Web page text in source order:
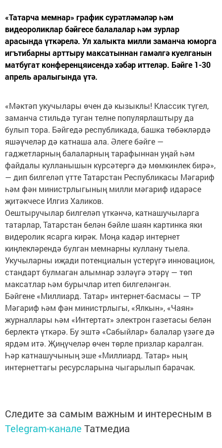
«Татарча мемнар» график сурәтләмәләр һәм
видеороликлар бәйгесе балалалар һәм зурлар
арасында үткәрелә. Ул халыкта милли заманча юморга
игътибарны арттыру максатыннан гамәлгә куелганын
матбугат конференцяисендә хәбәр иттеләр. Бәйге 1-30
апрель аралыгында үтә.
«Мәктәп укучылары өчен дә кызыклы! Классик түгел,
заманча стильдә туган телне популярлаштыру да
булып тора. Бәйгедә республикада, башка төбәкләрдә
яшәүчеләр дә катнаша ала. Әлеге бәйге —
гаджетларның балаларның тарафыннан уңай һәм
файдалы кулланышын күрсәтергә дә мөмкинлек бирә»,
— дип билгеләп үтте Татарстан Республикасы Мәгариф
һәм фән министрлыгының милли мәгариф идарәсе
җитәкчесе Илгиз Халиков.
Оештыручылар билгеләп үткәнчә, катнашучыларга
татарлар, Татарстан белән бәйле шаян картинка яки
видеролик ясарга кирәк. Моңа кадәр интернет
киңлекләрендә булган мемнарны куллану тыела.
Укучыларны иҗади потенциалын үстерүгә инновацион,
стандарт булмаган алымнар эзләүгә этәрү — төп
максатлар һәм бурычлар итеп билгеләнгән.
Бәйгене «Миллиард. Татар» интернет-басмасы — ТР
Мәгариф һәм фән министрлыгы, «Ялкын», «Чаян»
журналлары һәм «Интертат» электрон газетасы белән
берлектә үткәрә. Бу эштә «Сабыйлар» балалар үзәге дә
ярдәм итә. Җиңүчеләр өчен төрле призлар каралган.
Һәр катнашучының эше «Миллиард. Татар» ның
интернеттагы ресурсларына чыгарылып барачак.
Следите за самым важным и интересным в
Telegram-канале Татмедиа